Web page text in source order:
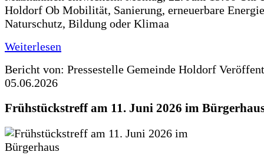
Holdorf Ob Mobilität, Sanierung, erneuerbare
Naturschutz, Bildung oder Klimaa
Weiterlesen
Bericht von: Pressestelle Gemeinde Holdorf
05.06.2026
Frühstückstreff am 11. Juni 2026 im